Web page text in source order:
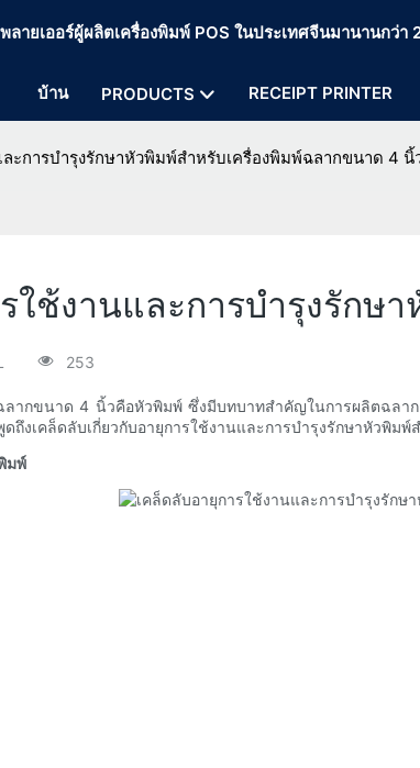
ายเออร์ผู้ผลิตเครื่องพิมพ์ POS ในประเทศจีนมานานกว่า
บ้าน PRODUCTS RECEIPT PRINTER
ะการบำรุงรักษาหัวพิมพ์สำหรับเครื่องพิมพ์ฉลากขนาด 4 นิ้
ใช้งานและการบำรุงรัก
253
ลากขนาด 4 นิ้วคือหัวพิมพ์ ซึ่งมีบทบาทสำคัญในการผลิตฉลา
ถึงเคล็ดลับเกี่ยวกับอายุการใช้งานและการบำรุงรักษาหัวพิ
มพ์